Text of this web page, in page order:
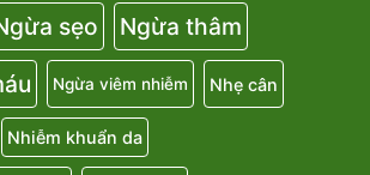
sẹo
Ngừa thâm
Ngừa viêm nhiễm Nhẹ cân
Nhiễm khuẩn da